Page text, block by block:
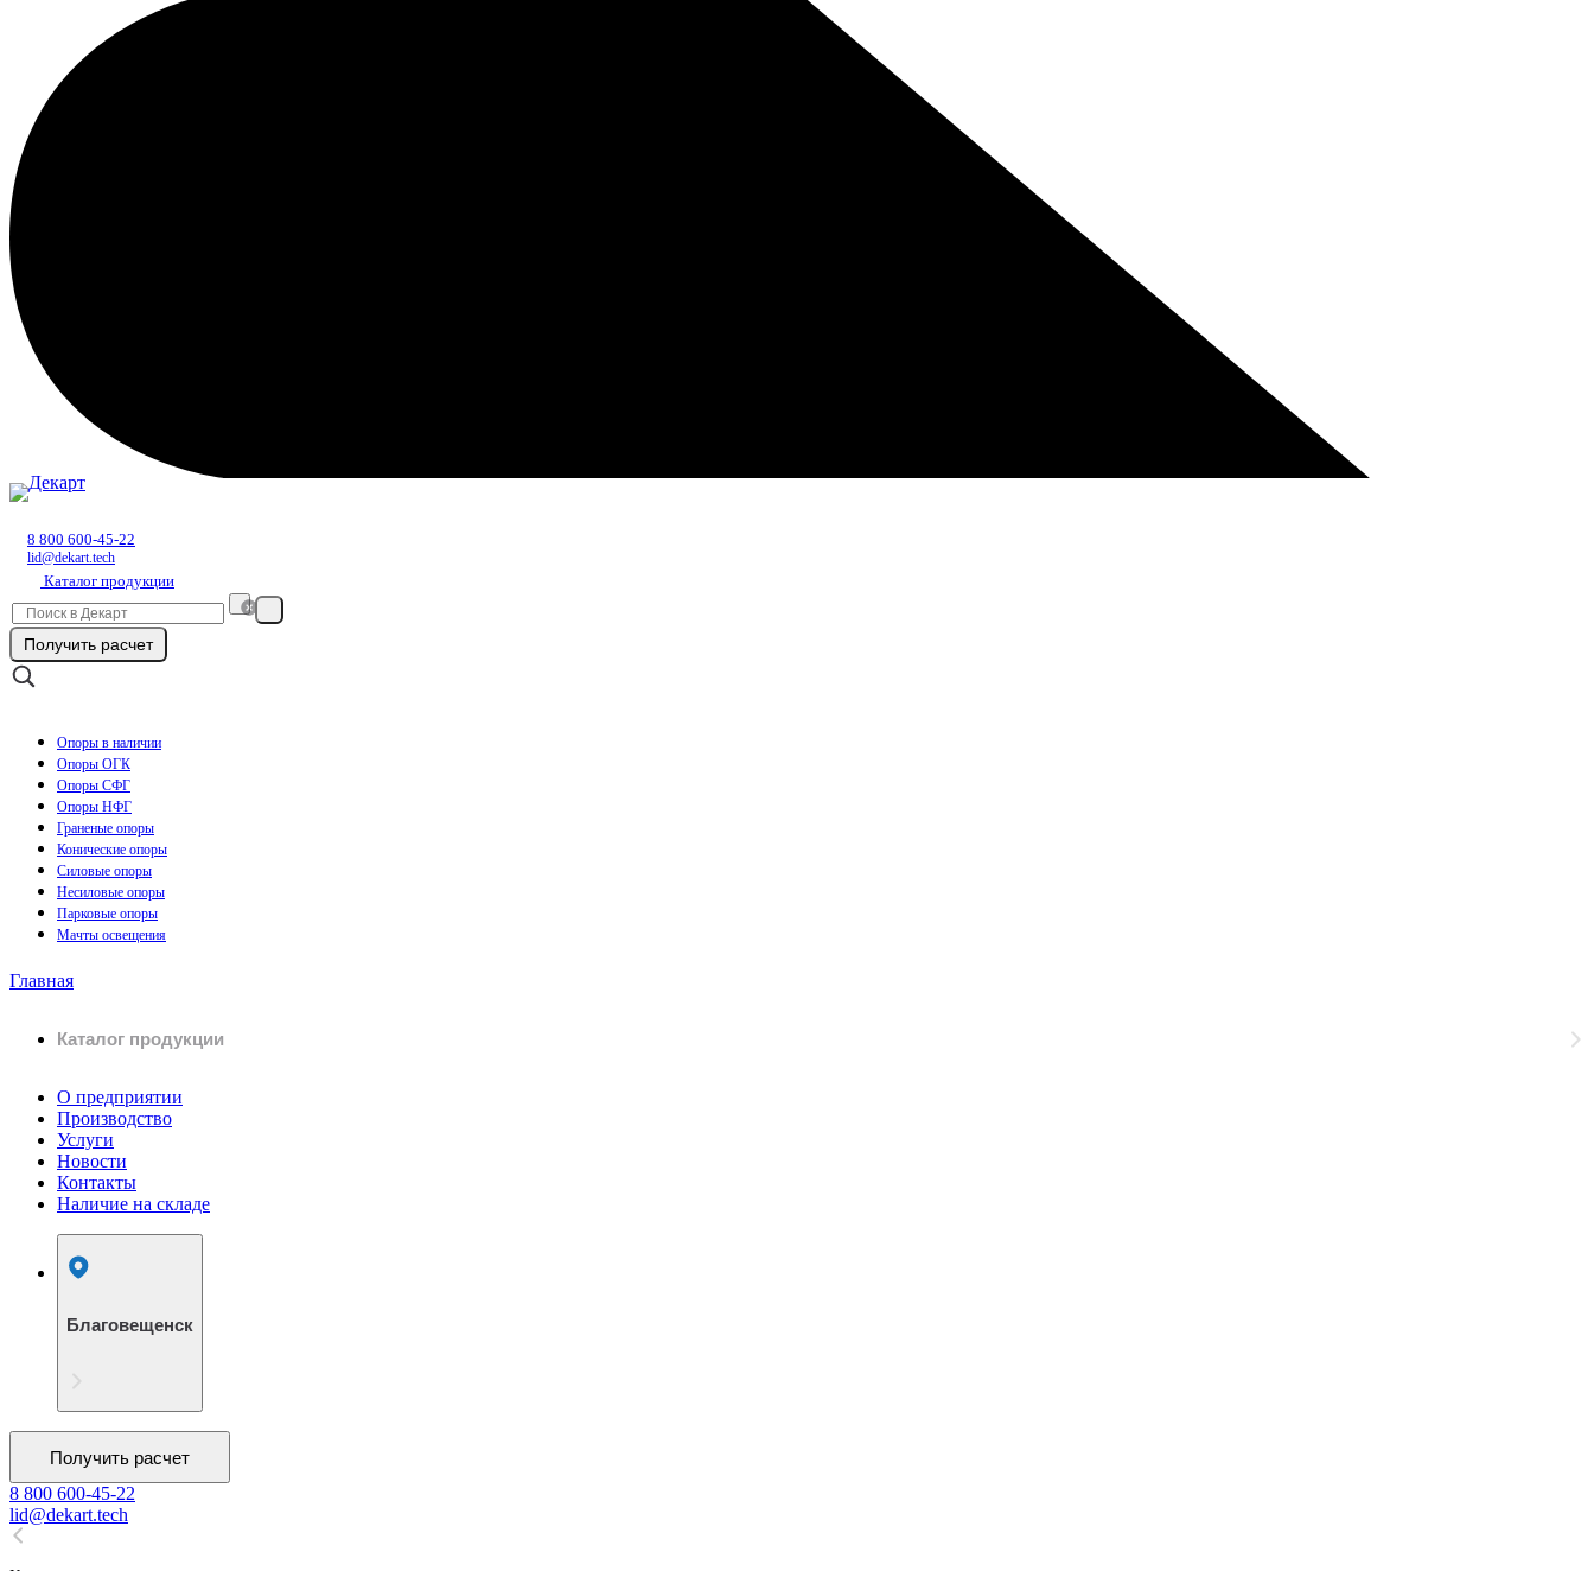
8 800 600-45-22
lid@dekart.tech
Каталог продукции
Получить расчет
Опоры в наличии
Опоры ОГК
Опоры СФГ
Опоры НФГ
Граненые опоры
Конические опоры
Силовые опоры
Несиловые опоры
Парковые опоры
Мачты освещения
Главная
Каталог продукции
О предприятии
Производство
Услуги
Новости
Контакты
Наличие на складе
Благовещенск
Получить расчет
8 800 600-45-22
lid@dekart.tech